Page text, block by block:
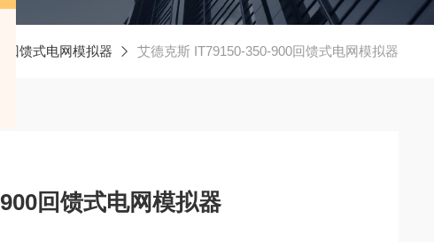
回馈式电网模拟器 艾德克斯 IT79150-350-900回馈式电网模拟器
回馈式电网模拟器